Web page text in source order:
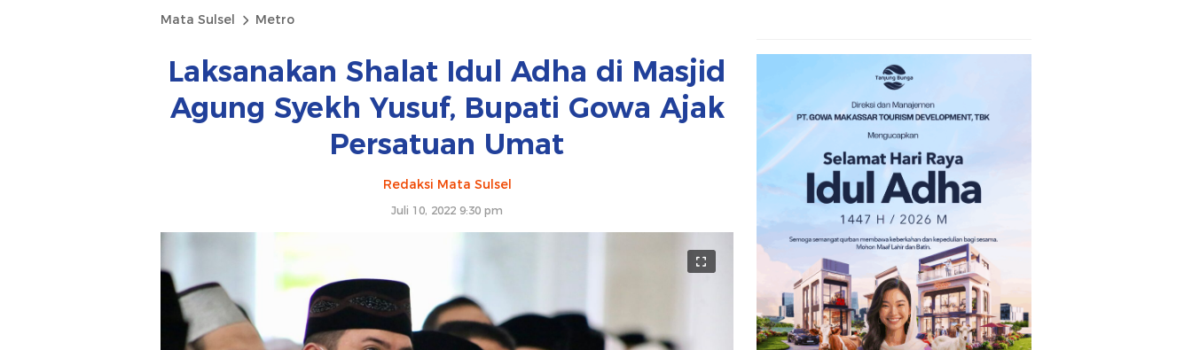
Mata Sulsel Metro
Laksanakan Shalat Idul Adha di Masjid
Agung Syekh Yusuf, Bupati Gowa Ajak
Persatuan Umat
Redaksi Mata Sulsel
Juli 10, 2022 9:30 pm